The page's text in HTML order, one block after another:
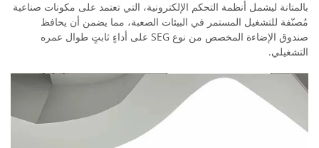
بالمتانة ليشمل أنظمة التحكم الإلكترونية، التي تعتمد على مكونات صناعية
مُصنّفة للتشغيل المستمر في البيئات الصعبة، مما يضمن أن يحافظ
صندوق الإضاءة المخصص من نوع SEG على أداءٍ ثابتٍ طوال عمره
التشغيلي.